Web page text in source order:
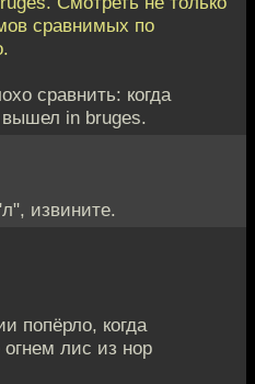
сравнимых по
сравнить: когда
вышел in bruges.
извините.
попёрло, когда
лис из нор